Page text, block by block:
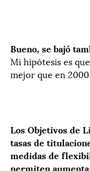
Bueno, se bajó
Mi hipótesis es
mejor que en
Los Objetivos de
tasas de
medidas de
permiten